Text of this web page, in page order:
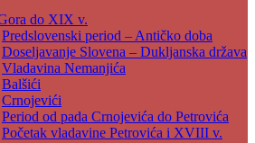
do XIX v.
Predslovenski period – Antičko doba
Doseljavanje Slovena – Dukljanska država
Vladavina Nemanjića
Balšići
Crnojevići
Period od pada Crnojevića do Petrovića
Početak vladavine Petrovića i XVIII v.